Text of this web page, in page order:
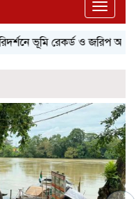
Toggle
ও জরিপ অধিদপ্তরের